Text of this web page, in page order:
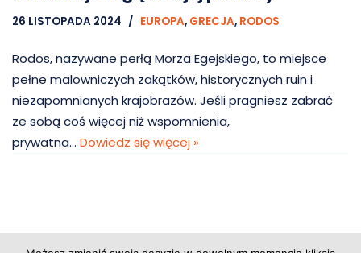
26 LISTOPADA 2024 EUROPA, GRECJA, RODOS
Rodos, nazywane perłą Morza Egejskiego, to miejsce
pełne malowniczych zakątków, historycznych ruin i
niezapomnianych krajobrazów. Jeśli pragniesz zabrać
ze sobą coś więcej niż wspomnienia,
prywatna… Dowiedz się więcej »